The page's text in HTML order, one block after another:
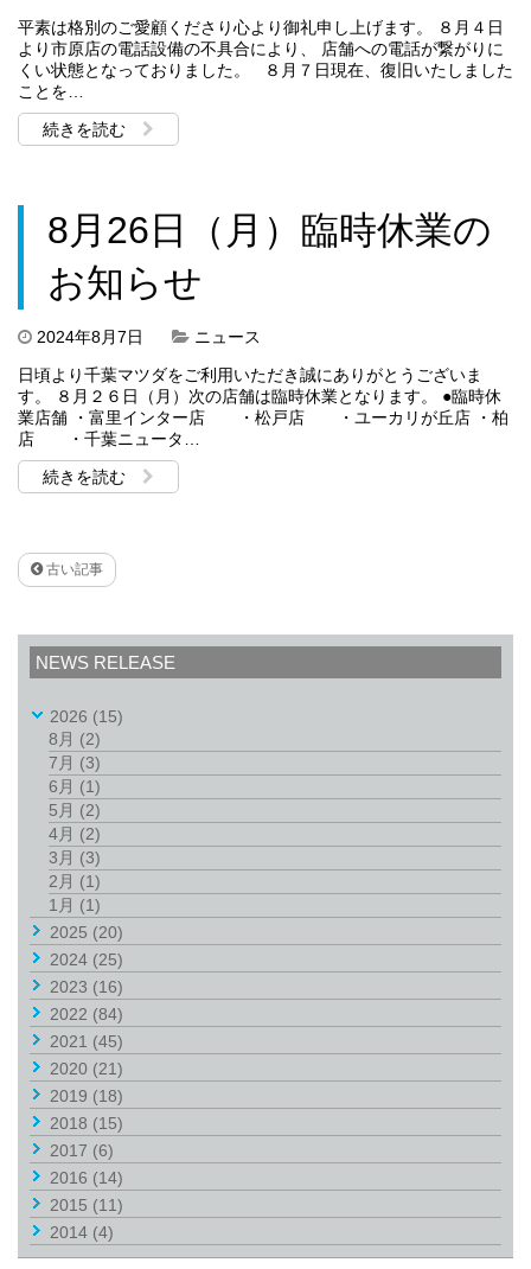
平素は格別のご愛顧くださり心より御礼申し上げます。 ８月４日
より市原店の電話設備の不具合により、 店舗への電話が繋がりに
くい状態となっておりました。 ８月７日現在、復旧いたしました
ことを…
続きを読む
8月26日（月）臨時休業の
お知らせ
2024年8月7日
ニュース
日頃より千葉マツダをご利用いただき誠にありがとうございま
す。 ８月２６日（月）次の店舗は臨時休業となります。 ●臨時休
業店舗 ・富里インター店 ・松戸店 ・ユーカリが丘店 ・柏
店 ・千葉ニュータ…
続きを読む
古い記事
NEWS RELEASE
2026 (15)
8月 (2)
7月 (3)
6月 (1)
5月 (2)
4月 (2)
3月 (3)
2月 (1)
1月 (1)
2025 (20)
2024 (25)
2023 (16)
2022 (84)
2021 (45)
2020 (21)
2019 (18)
2018 (15)
2017 (6)
2016 (14)
2015 (11)
2014 (4)